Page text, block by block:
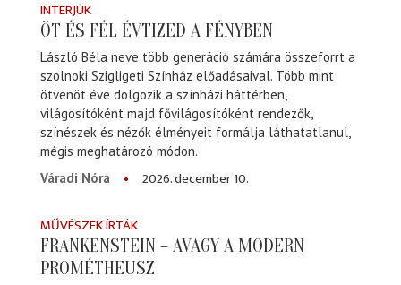
INTERJÚK
ÖT ÉS FÉL ÉVTIZED A FÉNYBEN
László Béla neve több generáció számára összeforrt a
szolnoki Szigligeti Színház előadásaival. Több mint
ötvenöt éve dolgozik a színházi háttérben,
világosítóként majd fővilágosítóként rendezők,
színészek és nézők élményeit formálja láthatatlanul,
mégis meghatározó módon.
Váradi Nóra
2026. december 10.
MŰVÉSZEK ÍRTÁK
FRANKENSTEIN – AVAGY A MODERN
PROMÉTHEUSZ